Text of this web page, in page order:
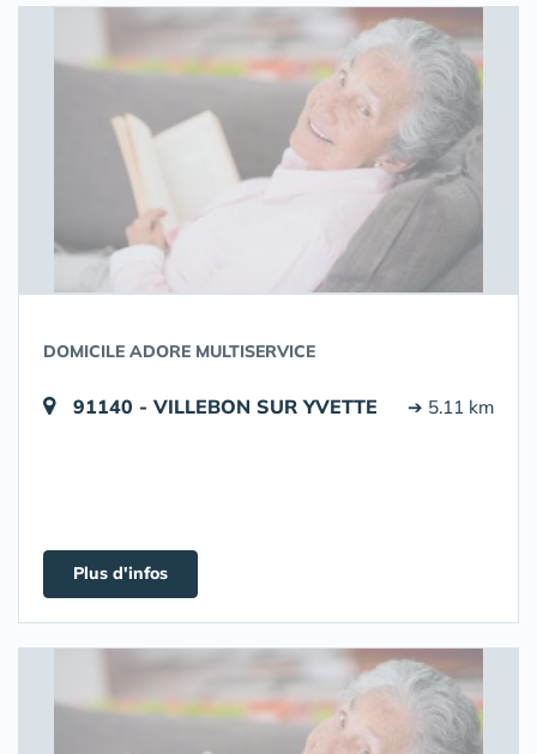
DOMICILE ADORE MULTISERVICE
91140 - VILLEBON SUR YVETTE ➔ 5.11 km
Plus d'infos